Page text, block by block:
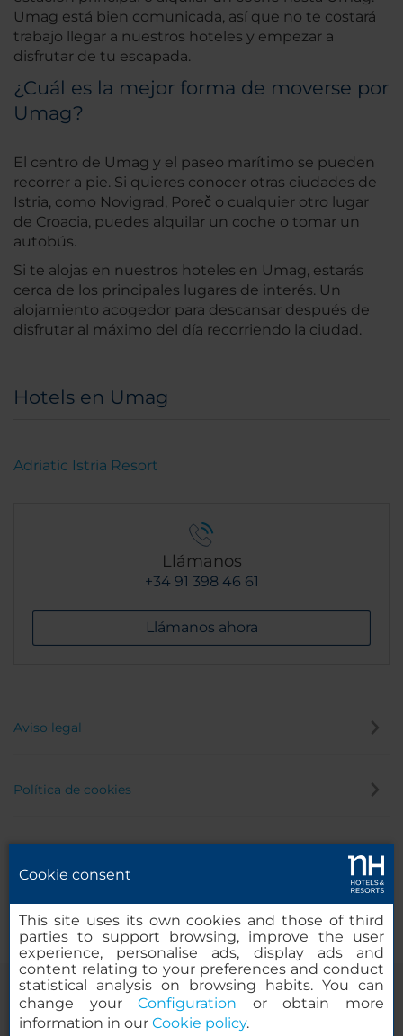
Umag está bien comunicada, así que no te costará
trabajo llegar a nuestros hoteles y empezar a
disfrutar de tu escapada.
¿Cuál es la mejor forma de moverse por
Umag?
El centro de Umag y el paseo marítimo se pueden
recorrer a pie. Si quieres conocer otras ciudades de
Istria, como Novigrad, Poreč o cualquier otro lugar
de Croacia, puedes alquilar un coche o tomar un
autobús.
Si te alojas en nuestros hoteles en Umag, estarás
cerca de los principales lugares de interés. Un
alojamiento acogedor para descansar después de
disfrutar al máximo del día recorriendo la ciudad.
Hotels en Umag
Adriatic Istria Resort
Llámanos
+34 91 398 46 61
Llámanos ahora
Aviso legal
Política de cookies
Canal de denuncias
Cookie consent
This site uses its own cookies and those of third
parties to support browsing, improve the user
experience, personalise ads, display ads and
content relating to your preferences and conduct
statistical analysis on browsing habits. You can
change yourConfiguration or obtain more
information in our Cookie policy.